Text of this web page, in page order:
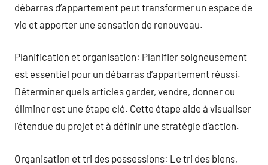
débarras d’appartement peut transformer un espace de
vie et apporter une sensation de renouveau.
Planification et organisation: Planifier soigneusement
est essentiel pour un débarras d’appartement réussi.
Déterminer quels articles garder, vendre, donner ou
éliminer est une étape clé. Cette étape aide à visualiser
l’étendue du projet et à définir une stratégie d’action.
Organisation et tri des possessions: Le tri des biens,